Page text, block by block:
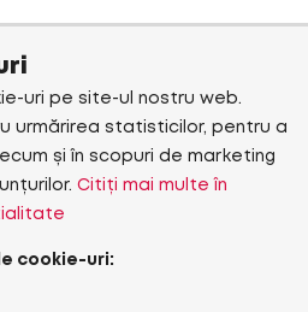
uri pe site-ul nostru web.
urmărirea statisticilor, pentru a
și în scopuri de marketing
Citiți mai multe în
cookie-uri: